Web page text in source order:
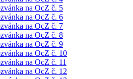
na OcZ č. 5
na OcZ č. 6
na OcZ č. 7
na OcZ č. 8
na OcZ č. 9
na OcZ č. 10
na OcZ č. 11
na OcZ č. 12